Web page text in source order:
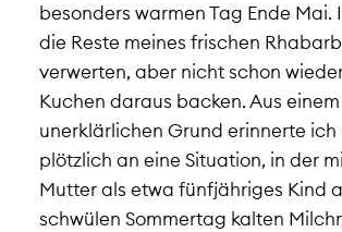
besonders warmen Tag Ende Mai.
die Reste meines frischen
verwerten, aber nicht schon
Kuchen daraus backen. Aus
unerklärlichen Grund erinnerte ich
plötzlich an eine Situation, in der
Mutter als etwa fünfjähriges Kind
schwülen Sommertag kalten